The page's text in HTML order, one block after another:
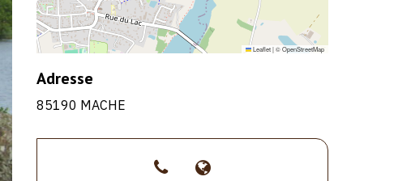
Leaflet|©OpenStreetMap
Adresse
85190 MACHE
>02 >http://www.federation-